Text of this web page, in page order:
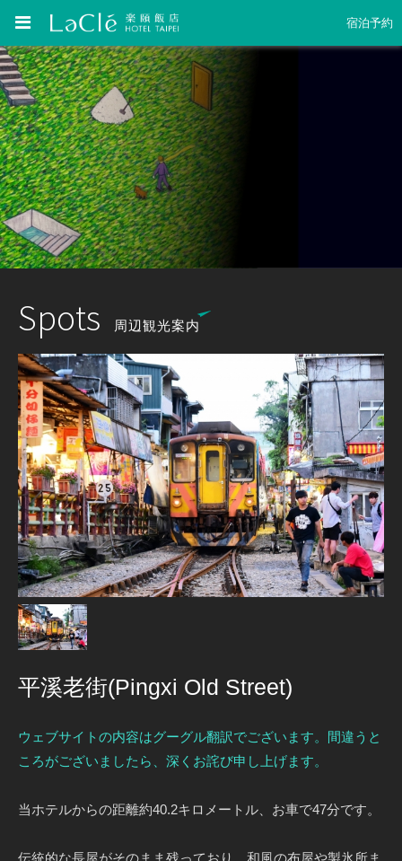
宿泊予約
Spots 周辺観光案内
平溪老街(Pingxi Old Street)
ウェブサイトの内容はグーグル翻訳でございます。間違うと
ころがございましたら、深くお詫び申し上げます。
当ホテルからの距離約40.2キロメートル、お車で47分です。